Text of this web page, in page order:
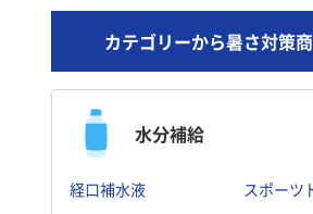
カテゴリーから暑さ対策
水分補給
経口補水液 スポーツ